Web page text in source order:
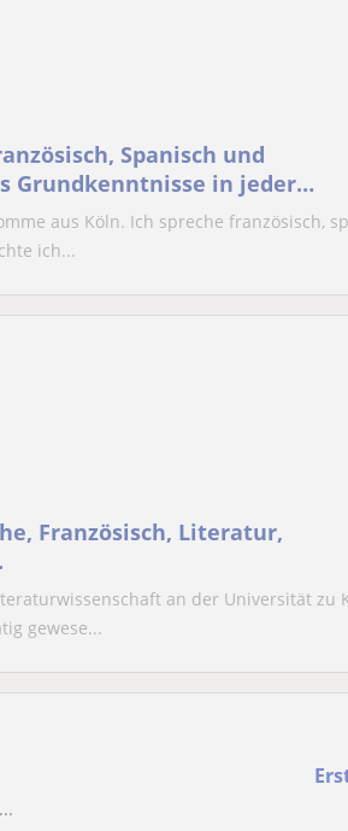
Spanisch und
Grundkenntnisse in jeder
aus Köln. Ich spreche französisch,
ich...
Französisch, Literatur,
an der Universität zu
gewese...